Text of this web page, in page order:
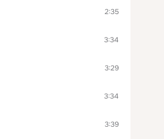
2:35
3:34
3:29
3:34
3:39